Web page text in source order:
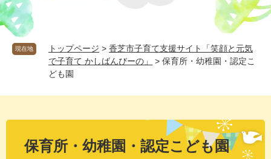
。
て
本
文
現在地 トップページ > 香芝市子育て支援サイト「笑顔と元気
で子育て かしばんびーの」
> 保育所・幼稚園・認定こ
ども園
文
保育所・幼稚園・認定こども園